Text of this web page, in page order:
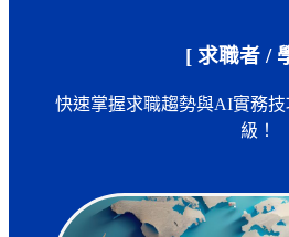
[ 求職者 /
快速掌握求職趨勢與AI實務
級！